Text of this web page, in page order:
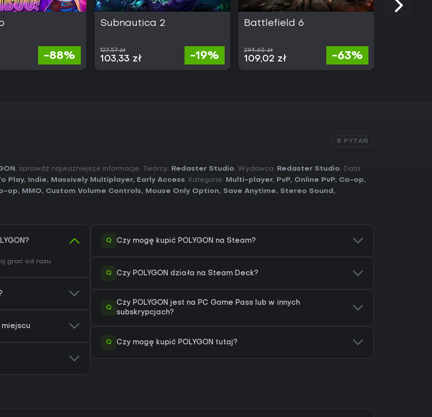
-88%
Subnautica 2
127,57 zł
103,33 zł -19%
Battlefield 6
294,65 zł
109,02 zł -63%
8 PYTAŃ
, sprawdź najważniejsze informacje. Twórcy: Redaster Studio. Wydawca: Redaster Studio. Data
Play, Indie, Massively Multiplayer, Early Access. Kategorie: Multi-player, PvP, Online PvP, Co-op,
op, MMO, Custom Volume Controls, Mouse Only Option, Save Anytime, Stereo Sound ,
grać od razu.
miejscu
Q Czy mogę kupić POLYGON na Steam?
Q Czy POLYGON działa na Steam Deck?
Q
Czy POLYGON jest na PC Game Pass lub w innych
subskrypcjach?
Q Czy mogę kupić POLYGON tutaj?